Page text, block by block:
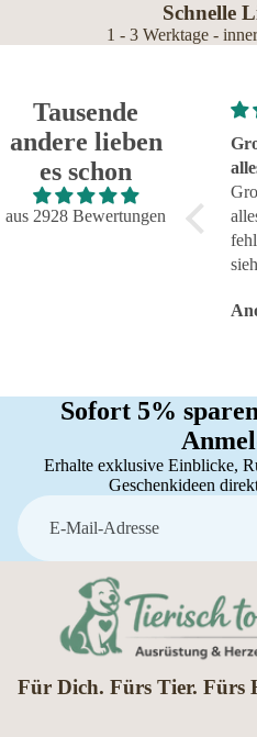
Schnelle
1 - 3 Werktage -
Tausende
andere lieben
es schon
aus 2928 Bewertungen
Super!
Super!
Sofort 5%
Erhalte exklusive Einblicke,
Geschenkideen
E-Mail
Für Dich. Fürs Tier. Fürs